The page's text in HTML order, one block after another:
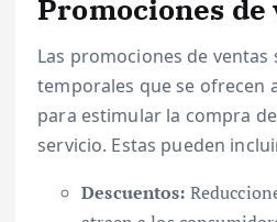
Promociones de
Las promociones de ventas
temporales que se ofrecen
para estimular la compra
servicio. Estas pueden
Descuentos: